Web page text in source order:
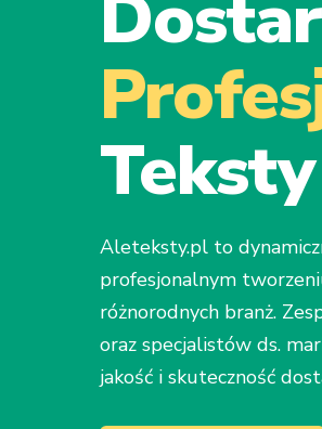
Teksty
Aleteksty.pl to
profesjonalnym
różnorodnych branż.
oraz specjalistów ds.
jakość i skuteczność